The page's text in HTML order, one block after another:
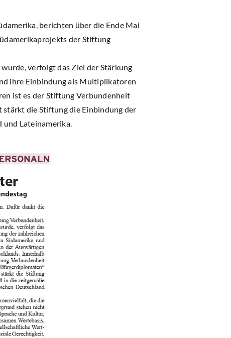
berichten über die Ende Mai
der Stiftung
verfolgt das Ziel der Stärkung
ihre Einbindung als Multiplikatoren
ist es der Stiftung Verbundenheit
stärkt die Stiftung die Einbindung der
und Lateinamerika.